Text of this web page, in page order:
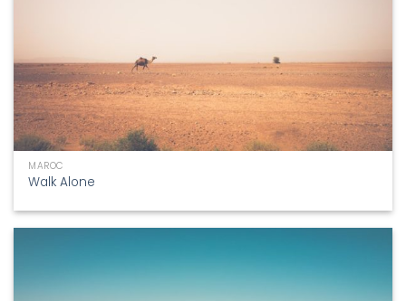
MAROC
Walk Alone